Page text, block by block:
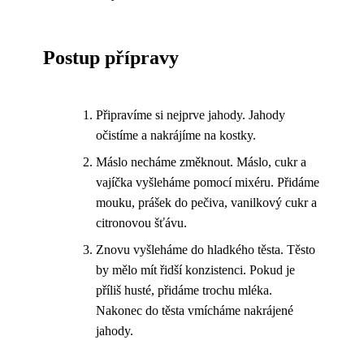
Postup přípravy
Připravíme si nejprve jahody. Jahody
očistíme a nakrájíme na kostky.
Máslo necháme změknout. Máslo, cukr a
vajíčka vyšleháme pomocí mixéru. Přidáme
mouku, prášek do pečiva, vanilkový cukr a
citronovou šťávu.
Znovu vyšleháme do hladkého těsta. Těsto
by mělo mít řidší konzistenci. Pokud je
příliš husté, přidáme trochu mléka.
Nakonec do těsta vmícháme nakrájené
jahody.